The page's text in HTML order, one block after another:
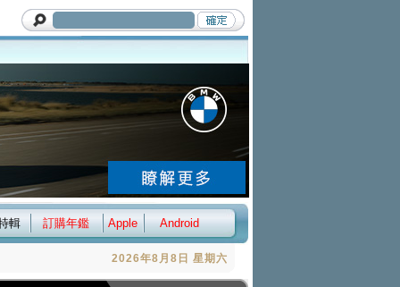
輯 訂購年鑑 Apple Android
2026年8月8日 星期六